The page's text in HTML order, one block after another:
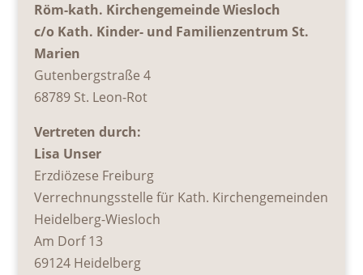
Röm-kath. Kirchengemeinde Wiesloch
c/o Kath. Kinder- und Familienzentrum St.
Marien
Gutenbergstraße 4
68789 St. Leon-Rot
Vertreten durch:
Lisa Unser
Erzdiözese Freiburg
Verrechnungsstelle für Kath. Kirchengemeinden
Heidelberg-Wiesloch
Am Dorf 13
69124 Heidelberg